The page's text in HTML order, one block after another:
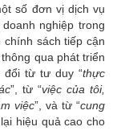
số đơn vị dịch vụ
nghiệp trong
sách tiếp cận
qua phát triển
đổi từ tư duy “thực
”, từ “việc của tôi,
việc”, và từ “cung
hiệu quả cao cho